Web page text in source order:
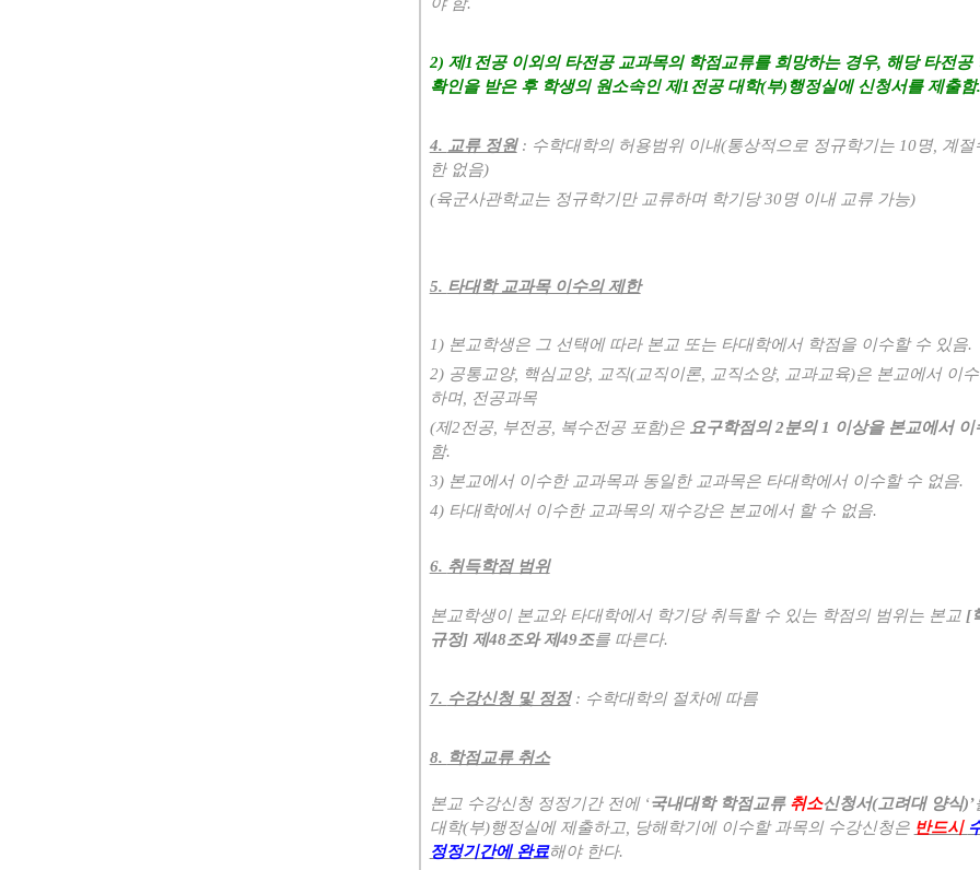
2) 제1전공 이외의 타전공 교과목의 학점교류를 희망하는 경우, 해당 타전공
확인을 받은 후 학생의 원소속인 제1전공 대학(부) 행정실에 신청서를 제출함.
4. 교류 정원 : 수학대학의 허용범위 이내(통상적으로 정규학기는 10명, 계절
한 없음)
(육군사관학교는 정규학기만 교류하며 학기당30명 이내 교류 가능)
5. 타대학 교과목 이수의 제한
1) 본교학생은 그 선택에 따라 본교 또는 타대학에서 학점을 이수할 수 있음.
2) 공통교양, 핵심교양, 교직(교직이론, 교직소양, 교과교육)은 본교에서 이
하며, 전공과목
(제2전공, 부전공, 복수전공 포함)은 요구학점의2분의 1 이상을 본교에서 이
함.
3) 본교에서 이수한 교과목과 동일한 교과목은 타대학에서 이수할 수 없음.
4) 타대학에서 이수한 교과목의 재수강은 본교에서 할 수 없음.
6. 취득학점 범위
본교학생이 본교와 타대학에서 학기당 취득할 수 있는 학점의 범위는 본교 [
규정] 제48조와 제49조를 따른다.
7. 수강신청 및 정정 : 수학대학의 절차에 따름
8. 학점교류 취소
본교 수강신청 정정기간 전에 ‘국내대학 학점교류 취소신청서(고려대 양식)’
대학(부)행정실에 제출하고, 당해학기에 이수할 과목의 수강신청은 반드시
정정기간에 완료해야 한다.